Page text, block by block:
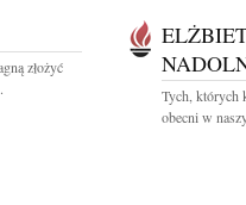
złożyć
Tych, których
obecni w